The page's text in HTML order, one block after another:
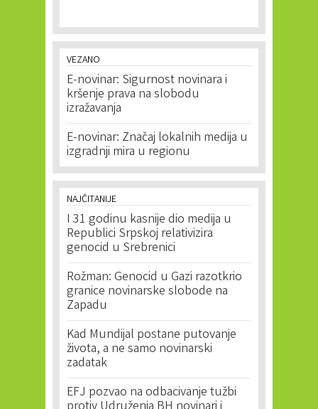
VEZANO
E-novinar: Sigurnost novinara i
kršenje prava na slobodu
izražavanja
E-novinar: Značaj lokalnih medija u
izgradnji mira u regionu
NAJČITANIJE
I 31 godinu kasnije dio medija u
Republici Srpskoj relativizira
genocid u Srebrenici
Rožman: Genocid u Gazi razotkrio
granice novinarske slobode na
Zapadu
Kad Mundijal postane putovanje
života, a ne samo novinarski
zadatak
EFJ pozvao na odbacivanje tužbi